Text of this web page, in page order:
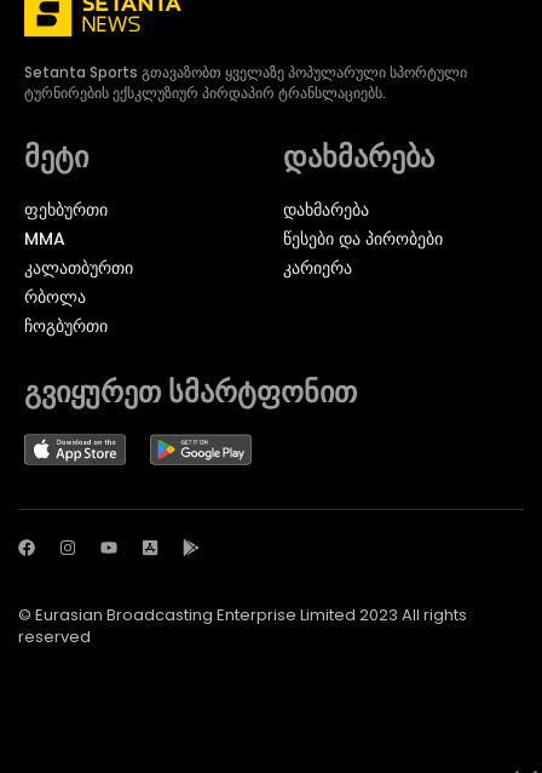
Setanta Sports გთავაზობთ ყველაზე პოპულარული სპორტული
ტურნირების ექსკლუზიურ პირდაპირ ტრანსლაციებს.
მეტი
ᲤᲔᲮᲑᲣᲠᲗᲘ
MMA
ᲙᲐᲚᲐᲗᲑᲣᲠᲗᲘ
ᲠᲑᲝᲚᲐ
ᲩᲝᲒᲑᲣᲠᲗᲘ
დახმარება
დახმარება
წესები და პირობები
კარიერა
გვიყურეთ სმარტფონით
© Eurasian Broadcasting Enterprise Limited 2023 All rights
reserved